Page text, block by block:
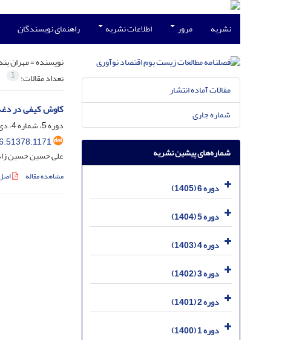
نشریه مرور اطلاعات نشریه راهنمای نویسندگان
نویسنده =مهران
تعداد مقالات: 1
کاوش کیفی در
دوره 5، شماره 4، دی 1404، صفحه
علی حسین حسین
مشاهده مقاله
مقالات آماده انتشار
شماره جاری
شماره‌های پیشین نشریه
دوره 6 (1405)
دوره 5 (1404)
دوره 4 (1403)
دوره 3 (1402)
دوره 2 (1401)
دوره 1 (1400)